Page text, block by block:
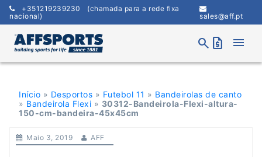
Skip
content
+351219239230 (chamada para a rede fixa
nacional)
sales@aff.pt
search request_quote menu
Início » Desportos » Futebol 11 » Bandeirolas de canto
» Bandeirola Flexi » 30312-Bandeirola-Flexi-altura-
150-cm-bandeira-45x45cm
Maio 3, 2019 AFF